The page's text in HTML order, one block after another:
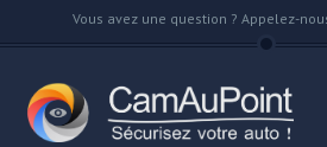
Vous avez une question ? Appelez-